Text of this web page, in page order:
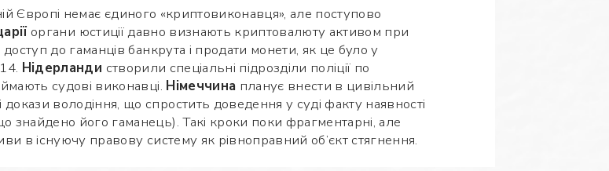
Європі немає єдиного «криптовиконавця», але поступово
органи юстиції давно визнають криптовалюту активом при
до гаманців банкрута і продати монети, як це було у
Нідерланди створили спеціальні підрозділи поліції по
судові виконавці. Німеччина планує внести в цивільний
володіння, що спростить доведення у суді факту наявності
його гаманець). Такі кроки поки фрагментарні, але
в існуючу правову систему як рівноправний об’єкт стягнення.
*